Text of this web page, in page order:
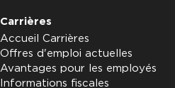
Carrières
Accueil Carrières
Offres d'emploi actuelles
Avantages pour les employés
Informations fiscales